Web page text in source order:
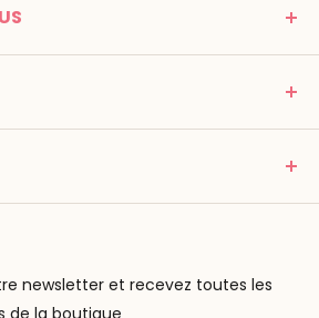
spirit.com
newsletter et recevez toutes les